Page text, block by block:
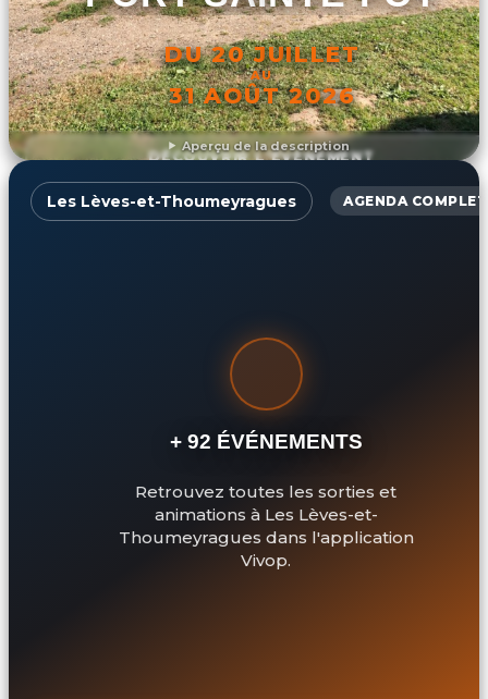
Aperçu de la description
DU 20 JUILLET
AU
31 AOÛT 2026
DÉCOUVRIR L'ÉVÉNEMENT
Les Lèves-et-Thoumeyragues AGENDA COMPLET
+ 92 ÉVÉNEMENTS
Retrouvez toutes les sorties et
animations à Les Lèves-et-
Thoumeyragues dans l'application
Vivop.